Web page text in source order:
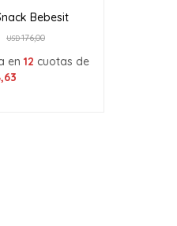
Bebesit
USD176,00
en12 cuotas de